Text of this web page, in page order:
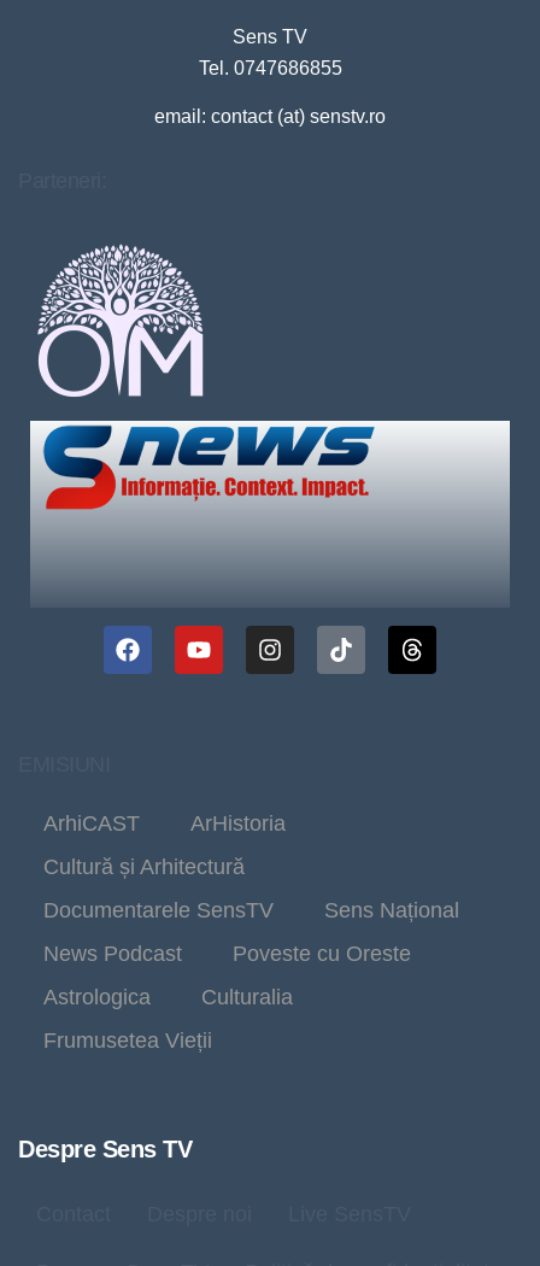
Sens TV
Tel. 0747686855
email: contact (at) senstv.ro
ArhiCAST
ArHistoria
Cultură și Arhitectură
Documentarele SensTV
Sens Național
News Podcast
Poveste cu Oreste
Astrologica
Culturalia
Frumusetea Vieții
Despre Sens TV